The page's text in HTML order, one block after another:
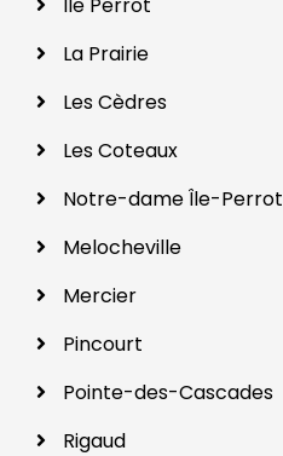
La Prairie
Les Cèdres
Les Coteaux
Notre-dame Île-Perrot
Melocheville
Mercier
Pincourt
Pointe-des-Cascades
Rigaud